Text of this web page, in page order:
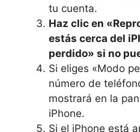
tu⁣ cuenta.
Haz clic en
estás⁣ cerca del
perdido» si‍ no
Si eliges «Modo
número de⁤
mostrará en la
iPhone.
Si el‍ iPhone está